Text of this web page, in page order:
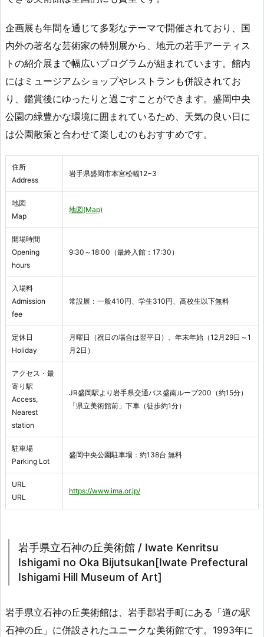
企画展も年間を通じて多彩なテーマで開催されており、国
内外の著名な芸術家の特別展から、地元の若手アーティス
トの紹介展まで幅広いプログラムが組まれています。館内
にはミュージアムショップやレストランも併設されてお
り、鑑賞後にゆったりと過ごすことができます。盛岡中央
公園の緑豊かな環境に囲まれているため、天気の良い日に
は公園散策と合わせて楽しむのもおすすめです。
住所
Address
岩手県盛岡市本宮松幅12−3
地図
Map
地図(Map)
開場時間
Opening
hours
9:30～18:00（最終入館：17:30）
入場料
Admission
fee
常設展：一般410円、学生310円、高校生以下無料
定休日
Holiday
月曜日（祝日の場合は翌平日）、年末年始（12月29日～1
月2日）
アクセス・最
寄り駅
Access,
Nearest
station
JR盛岡駅より岩手県交通バス盛南ループ200（約15分）
「県立美術館前」下車（徒歩約1分）
駐車場
Parking Lot
盛岡中央公園駐車場：約138台 無料
URL
URL
https://www.ima.or.jp/
岩手県立石神の丘美術館 / Iwate Kenritsu
Ishigami no Oka Bijutsukan[Iwate Prefectural
Ishigami Hill Museum of Art]
岩手県立石神の丘美術館は、岩手郡岩手町にある「道の駅
石神の丘」に併設されたユニークな美術館です。1993年に